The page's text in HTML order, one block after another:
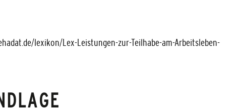
lexikon/Lex-Leistungen-zur-Teilhabe-am-Arbeitsleben-